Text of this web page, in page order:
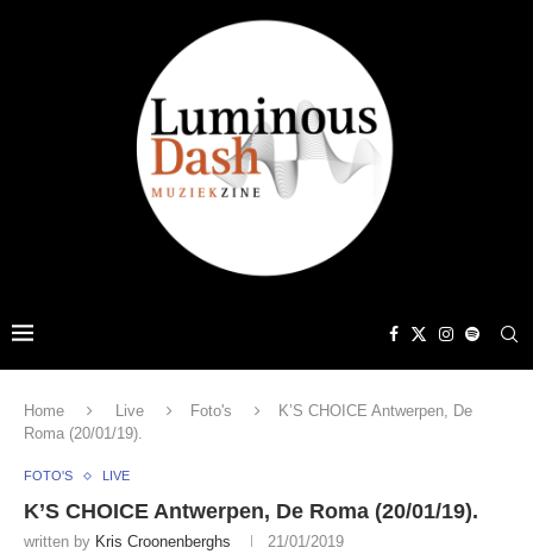
Home Live Foto's
K’S CHOICE Antwerpen, De
Roma (20/01/19).
FOTO'S LIVE
K’S CHOICE Antwerpen, De Roma (20/01/19).
written by Kris Croonenberghs 21/01/2019